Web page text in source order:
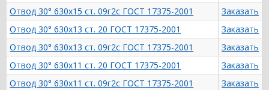
Отвод 30° 630х15 ст. 09г2с ГОСТ 17375-2001
Заказать
Отвод 30° 630х13 ст. 20 ГОСТ 17375-2001
Заказать
Отвод 30° 630х13 ст. 09г2с ГОСТ 17375-2001
Заказать
Отвод 30° 630х11 ст. 20 ГОСТ 17375-2001
Заказать
Отвод 30° 630х11 ст. 09г2с ГОСТ 17375-2001
Заказать